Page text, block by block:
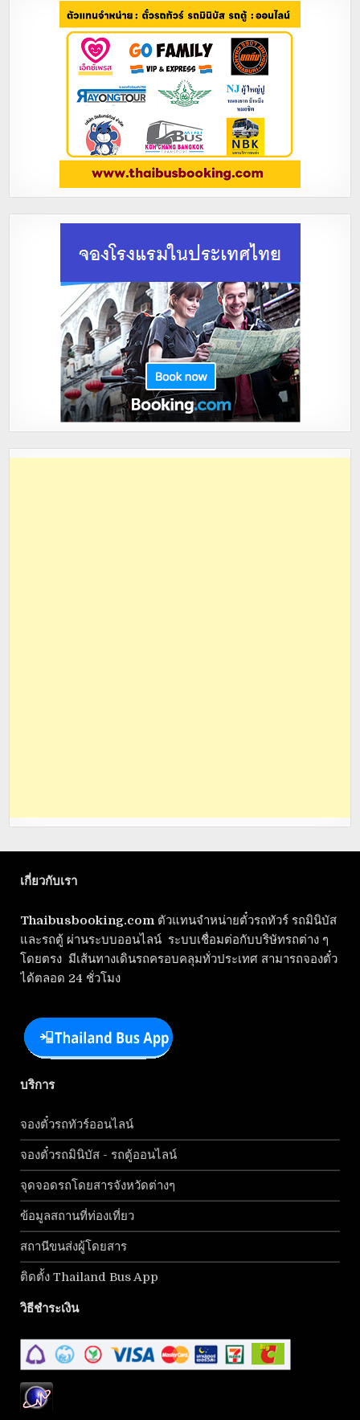
เกี่ยวกับเรา
Thaibusbooking.com ตัวแทนจำหน่ายตั๋วรถทัวร์ รถมินิบัส
และรถตู้ ผ่านระบบออนไลน์ ระบบเชื่อมต่อกับบริษัทรถต่าง ๆ
โดยตรง มีเส้นทางเดินรถครอบคลุมทั่วประเทศ สามารถจองตั๋ว
ได้ตลอด 24 ชั่วโมง
บริการ
จองตั๋วรถทัวร์ออนไลน์
จองตั๋วรถมินิบัส - รถตู้ออนไลน์
จุดจอดรถโดยสารจังหวัดต่างๆ
ข้อมูลสถานที่ท่องเที่ยว
สถานีขนส่งผู้โดยสาร
ติดตั้ง Thailand Bus App
วิธีชำระเงิน